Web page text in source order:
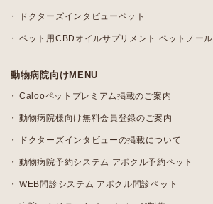
ドクターズインタビューペット
ペット用CBDオイルサプリメント ペットノール
動物病院向けMENU
Calooペットプレミアム掲載のご案内
動物病院様向け無料会員登録のご案内
ドクターズインタビューの掲載について
動物病院予約システム アポクル予約ペット
WEB問診システム アポクル問診ペット